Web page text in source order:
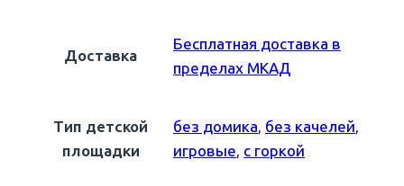
Доставка
Бесплатная доставка в
пределах МКАД
Тип детской
площадки
без домика, без качелей,
игровые, с горкой